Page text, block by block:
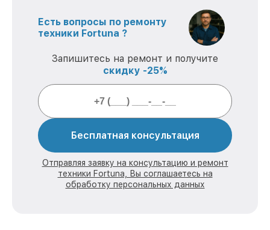
Есть вопросы по ремонту
техники Fortuna ?
Запишитесь на ремонт и получите
скидку -25%
Бесплатная консультация
Отправляя заявку на консультацию и ремонт
техники Fortuna, Вы соглашаетесь на
обработку персональных данных